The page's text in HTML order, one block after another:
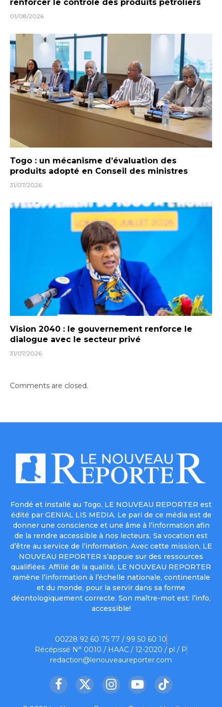
renforcer le contrôle des produits pétroliers
01/08/2026
Togo : un mécanisme d’évaluation des
produits adopté en Conseil des ministres
31/07/2026
Vision 2040 : le gouvernement renforce le
dialogue avec le secteur privé
31/07/2026
Comments are closed.
Fondé et installé au Togo, LE NOUVEAU REPORTER est
édité par GENIAL LIS MEDIA. Le pari de ce média est de
donner une conscience et une âme à l’information afin
de la rendre accessible à nos lecteurs. Sa vocation est
d’être au service de l’information. Avec cette mission, LE
NOUVEAU REPORTER s’appuie sur des ressources
qualifiées. Affilié de la qualité, LE NOUVEAU REPORTER
ramène l’information à l’échelle nationale, continentale
et du monde, pour la servir dans sa forme
déontologiquement correcte. Son maître-mot est: l’info,
accessible!
00228 92 60 75 77 / 99 50 60 10
Récépissé N° 0010 / HAAC / 12-2020 / pl / P
redaction@lenouveaureporter.com
Facebook
X
InstagramYouTubeTikTok